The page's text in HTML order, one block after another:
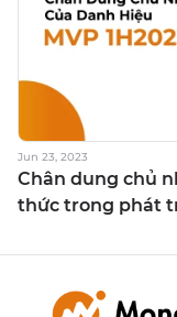
Jun 23, 2023
Chân dung chủ
thức trong phát